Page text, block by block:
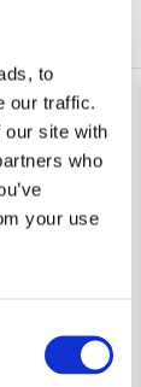
to
our traffic.
our site with
who
your use